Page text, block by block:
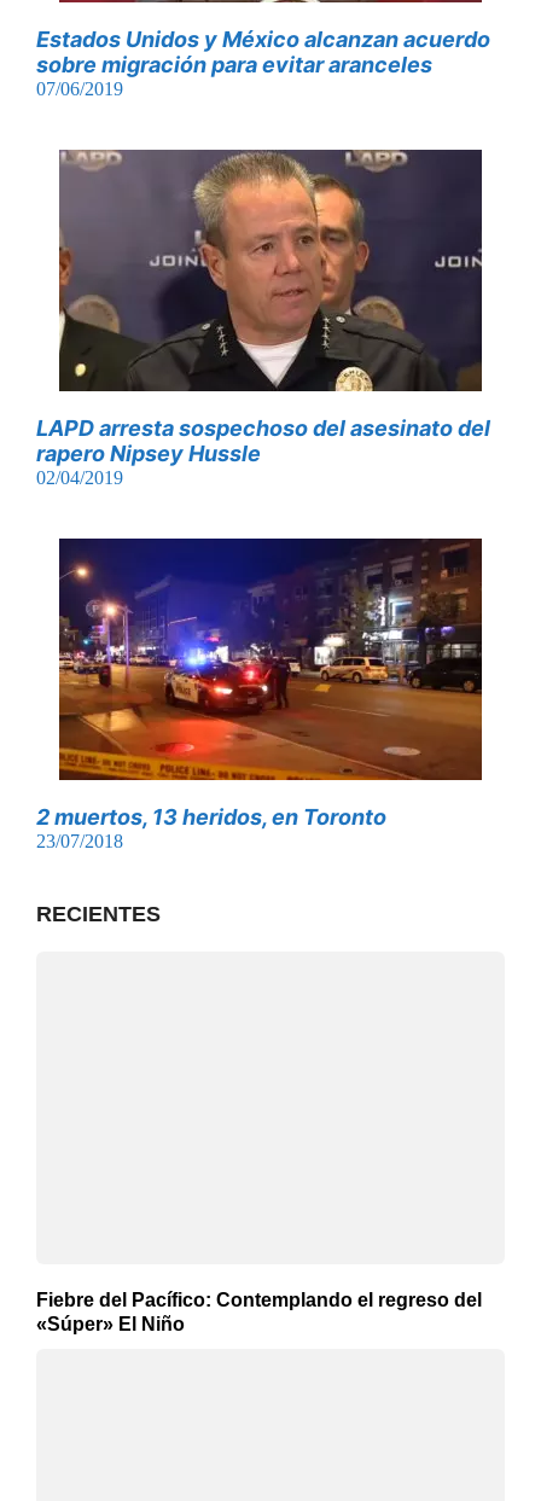
Estados Unidos y México alcanzan acuerdo
sobre migración para evitar aranceles
07/06/2019
LAPD arresta sospechoso del asesinato del
rapero Nipsey Hussle
02/04/2019
2 muertos, 13 heridos, en Toronto
23/07/2018
RECIENTES
Fiebre del Pacífico: Contemplando el regreso del
«Súper» El Niño